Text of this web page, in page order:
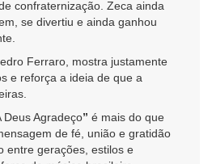
confraternização. Zeca ainda
se divertiu e ainda ganhou
Ferraro, mostra justamente
e reforça a ideia de que a
Deus Agradeço” é mais do que
de fé, união e gratidão
gerações, estilos e